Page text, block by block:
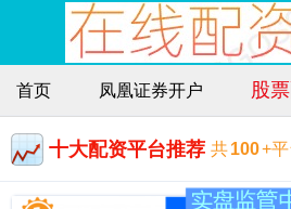
首页 凤凰证券开户 股
十大配资平台推荐 共100+平